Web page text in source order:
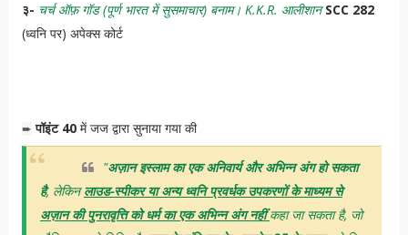
३- चर्च ऑफ़ गॉड (पूर्ण भारत में सुसमाचार) बनाम। K.K.R. आलीशान SCC 282
(ध्वनि पर) अपेक्स कोर्ट
➨ पॉइंट 40में जज द्वारा सुनाया गया की
"अज़ान इस्लाम का एक अनिवार्य और अभिन्न अंग हो सकता
है, लेकिनलाउड-स्पीकर या अन्य ध्वनि प्रवर्धक उपकरणों के माध्यम से
अज़ान की पुनरावृत्ति को धर्म का एक अभिन्न अंग नहीं कहा जा सकता है, जो